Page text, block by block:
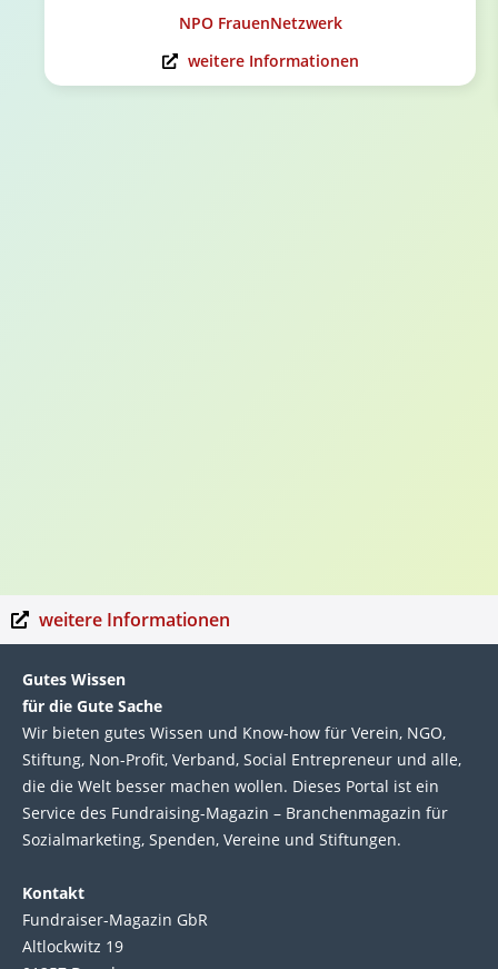
NPO FrauenNetzwerk
weitere Informationen
weitere Informationen
Gutes Wissen
für die Gute Sache
Wir bie­ten gutes Wis­sen und Know-how für Ver­ein, NGO,
Stif­tung, Non-Profit, Ver­band, Social Entre­pre­neur und alle,
die die Welt bes­ser machen wol­len. Die­ses Por­tal ist ein
Service des Fund­raising-Magazin – Bran­chen­magazin für
Sozial­marke­ting, Spen­den, Ver­eine und Stif­tun­gen.
Kontakt
Fundraiser-Magazin GbR
Altlockwitz 19